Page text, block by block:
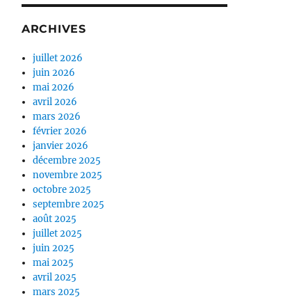
ARCHIVES
juillet 2026
juin 2026
mai 2026
avril 2026
mars 2026
février 2026
janvier 2026
décembre 2025
novembre 2025
octobre 2025
septembre 2025
août 2025
juillet 2025
juin 2025
mai 2025
avril 2025
mars 2025